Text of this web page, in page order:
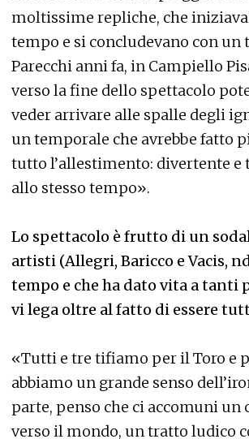
moltissime repliche, che
tempo e si concludevano con un
Parecchi anni fa, in Campiello
verso la fine dello spettacolo
veder arrivare alle spalle degli
un temporale che avrebbe fatto
tutto l’allestimento: divertente e
allo stesso tempo».
Lo spettacolo è frutto di un
artisti (Allegri, Baricco e Vacis,
tempo e che ha dato vita a tanti
vi lega oltre al fatto di essere
«Tutti e tre tifiamo per il Toro e
abbiamo un grande senso
parte, penso che ci accomuni un
verso il mondo, un tratto ludico